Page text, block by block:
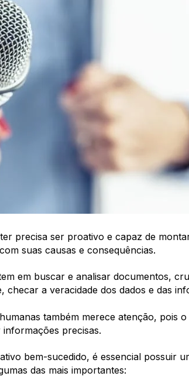
precisa ser proativo e capaz de
suas causas e consequências.
em buscar e analisar documentos,
checar a veracidade dos dados e das
também merece atenção, pois
precisas.
bem-sucedido, é essencial possuir
das mais importantes: